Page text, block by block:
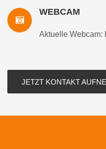
WEBCAM
Aktuelle Webcam:
JETZT KONTAKT